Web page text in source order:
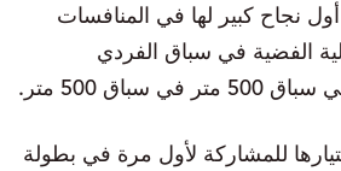
أول نجاح كبير لها في المنافسات
الفضية في سباق الفردي
سباق 500 متر.
للمشاركة لأول مرة في بطولة